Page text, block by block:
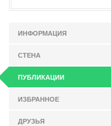
ИНФОРМАЦИЯ
СТЕНА
ПУБЛИКАЦИИ
ИЗБРАННОЕ
ДРУЗЬЯ